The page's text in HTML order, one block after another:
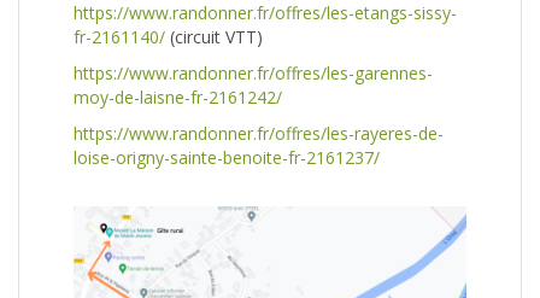
https://www.randonner.fr/offres/les-etangs-sissy-
fr-2161140/ (circuit VTT)
https://www.randonner.fr/offres/les-garennes-
moy-de-laisne-fr-2161242/
https://www.randonner.fr/offres/les-rayeres-de-
loise-origny-sainte-benoite-fr-2161237/